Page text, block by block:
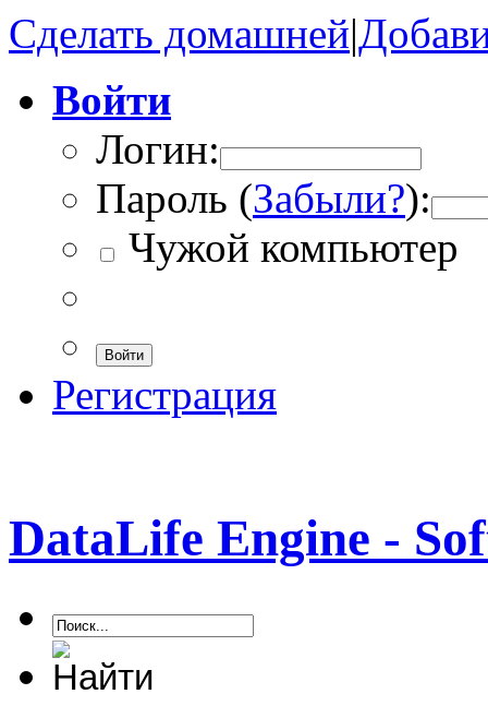
Сделать домашней|
Войти
Логин:
Пароль (Забыли?):
Чужой компьютер
Войти
Регистрация
DataLife Engine -